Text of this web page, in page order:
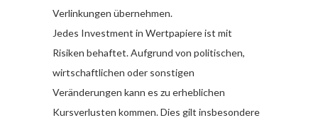
Verlinkungen übernehmen.
Jedes Investment in Wertpapiere ist mit
Risiken behaftet. Aufgrund von politischen,
wirtschaftlichen oder sonstigen
Veränderungen kann es zu erheblichen
Kursverlusten kommen. Dies gilt insbesondere